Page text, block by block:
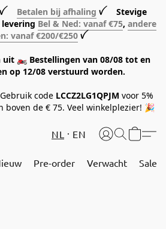
ꪜ Betalen bij afhaling ꪜ Stevige
Bel & Ned: vanaf €75, andere
vanaf €200/€250 ꪜ
🏍️ Bestellingen van 08/08 tot en
op 12/08 verstuurd worden.
code LCCZ2LG1QPJM voor 5%
boven de € 75. Veel winkelplezier! 🎉
NL EN
Pre-order Verwacht Sale